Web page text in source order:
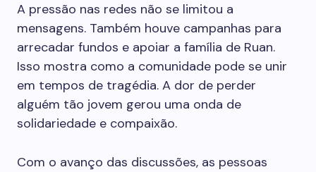
A pressão nas redes não se limitou a
mensagens. Também houve campanhas para
arrecadar fundos e apoiar a família de Ruan.
Isso mostra como a comunidade pode se unir
em tempos de tragédia. A dor de perder
alguém tão jovem gerou uma onda de
solidariedade e compaixão.
Com o avanço das discussões, as pessoas